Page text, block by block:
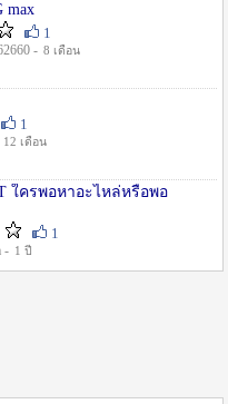
1
- 8 เดือน
1
12 เดือน
ใครพอหาอะไหล่หรือพอ
1
- 1 ปี